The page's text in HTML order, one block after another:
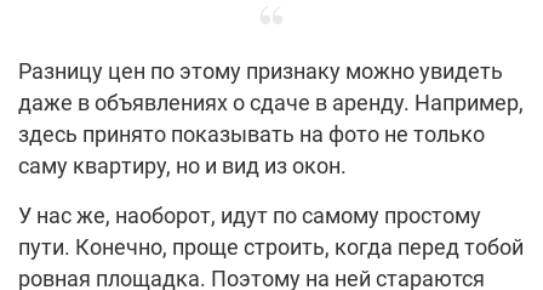
Разницу цен по этому признаку можно увидеть
даже в объявлениях о сдаче в аренду. Например,
здесь принято показывать на фото не только
саму квартиру, но и вид из окон.
У нас же, наоборот, идут по самому простому
пути. Конечно, проще строить, когда перед тобой
ровная площадка. Поэтому на ней стараются